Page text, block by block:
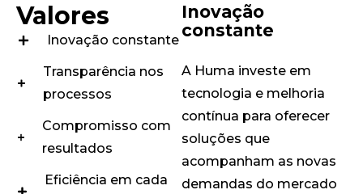
Valores
Inovação constante
Transparência nos
processos
Compromisso com
resultados
Eficiência em cada
Inovação
constante
A Huma investe em
tecnologia e melhoria
contínua para oferecer
soluções que
acompanham as novas
demandas do mercado